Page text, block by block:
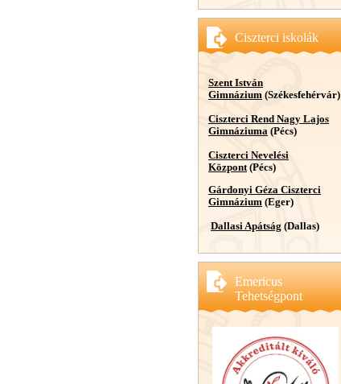
Ciszterci iskolák
Szent István
Gimnázium (Székesfehérvár)
Ciszterci Rend Nagy Lajos
Gimnáziuma (Pécs)
Ciszterci Nevelési
Központ(Pécs)
Gárdonyi Géza Ciszterci
Gimnázium (Eger)
Dallasi Apátság (Dallas)
Emericus
Tehetségpont